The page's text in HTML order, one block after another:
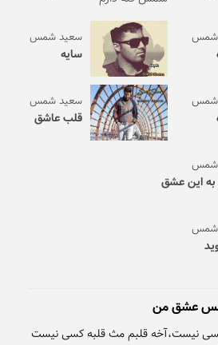
شمس سعید شمس
سایه
شمس سعید شمس
قلب عاشق
شمس
به این عشق
شمس
عشق من